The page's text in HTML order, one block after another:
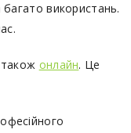
використань.
онлайн. Це